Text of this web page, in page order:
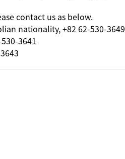
contact us as below.
nationality, +82 62-530-3649
3641